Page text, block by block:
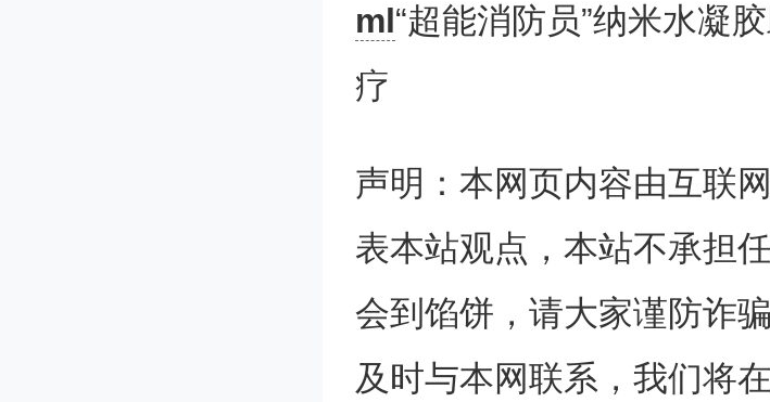
结合前沿的纳米生物材料
性、可触变性和控释性能
障的阻碍，显著提高其眼
Fs是一种新兴的功能性纳
ml“超能消防员”纳米水凝
疗
声明：本网页内容由互联
表本站观点，本站不承担
会到馅饼，请大家谨防诈
及时与本网联系，我们将